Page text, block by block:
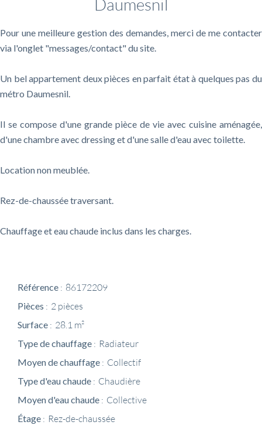
Daumesnil
Pour une meilleure gestion des demandes, merci de me contacter
via l'onglet "messages/contact" du site.
Un bel appartement deux pièces en parfait état à quelques pas du
métro Daumesnil.
Il se compose d'une grande pièce de vie avec cuisine aménagée,
d'une chambre avec dressing et d'une salle d'eau avec toilette.
Location non meublée.
Rez-de-chaussée traversant.
Chauffage et eau chaude inclus dans les charges.
Référence 86172209
Pièces 2 pièces
Surface 28.1 m²
Type de chauffage Radiateur
Moyen de chauffage Collectif
Type d'eau chaude Chaudière
Moyen d'eau chaude Collective
Étage Rez-de-chaussée